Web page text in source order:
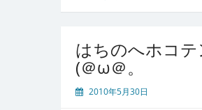
はちのへホコ
(＠ω＠。
2010年5月30日